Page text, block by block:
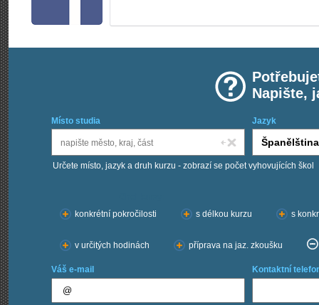
Napište,
Místo studia Jazyk
Určete místo, jazyk a druh kurzu - zobrazí se počet vyhovujících škol
konkrétní pokročilosti
s délkou kurzu s
v určitých hodinách příprava na jaz. zkoušku
Váš e-mail Kontaktní